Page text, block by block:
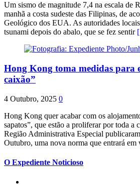
Um sismo de magnitude 7,4 na escala de
manhã a costa sudeste das Filipinas, de
Geológico dos EUA. As autoridades
tsunami depois do abalo, que se fez sentir
Hong Kong toma medidas para
caixão”
4 Outubro, 2025 0
Hong Kong quer acabar com os
sapatos”, que estão a proliferar por toda a
Região Administrativa Especial
Outubro, uma nova norma que entrará
O Expediente Noticioso